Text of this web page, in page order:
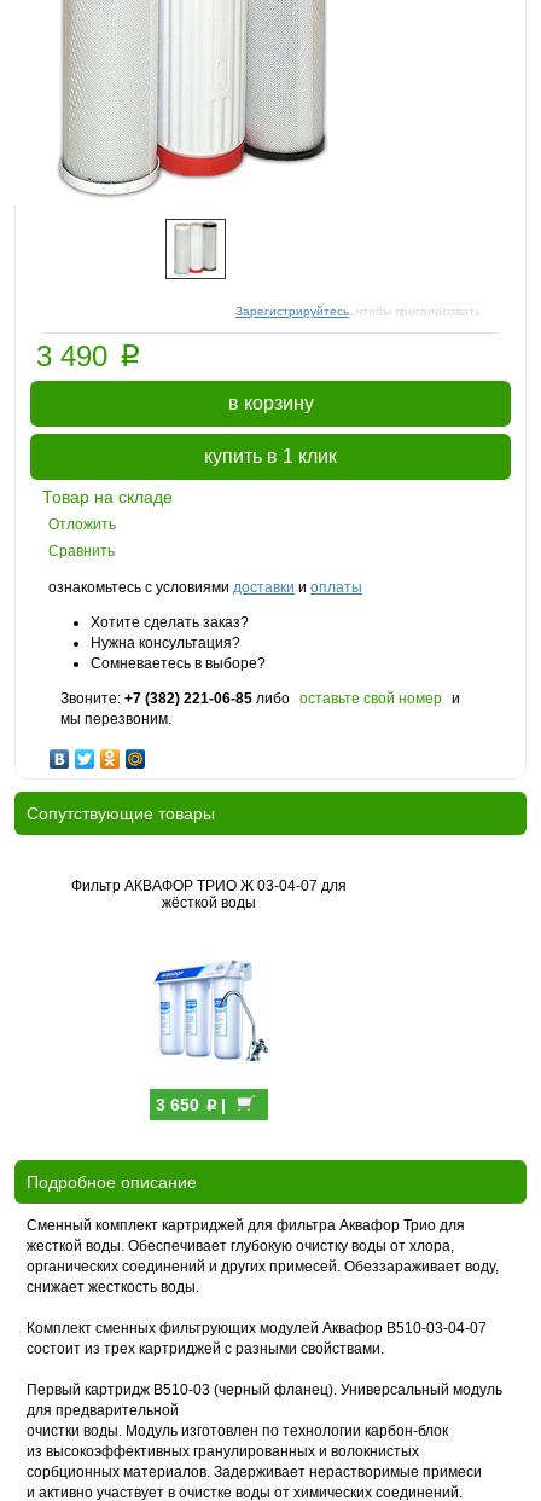
Зарегистрируйтесь , чтобы проголосовать
3 490 p
в корзину
купить в 1 клик
Товар на складе
Отложить
Сравнить
ознакомьтесь с условиями доставки и оплаты
Хотите сделать заказ?
Нужна консультация?
Сомневаетесь в выборе?
Звоните: +7 (382) 221-06-85 либо оставьте свой номер и
мы перезвоним.
Cопутствующие товары
Фильтр АКВАФОР ТРИО Ж 03-04-07 для
жёсткой воды
3 650 p|
Подробное описание
Сменный комплект картриджей для фильтра Аквафор Трио для
жесткой воды. Обеспечивает глубокую очистку воды от хлора,
органических соединений и других примесей. Обеззараживает воду,
снижает жесткость воды.
Комплект сменных фильтрующих модулей Аквафор В510-03-04-07
состоит из трех картриджей с разными свойствами.
Первый картридж В510-03 (черный фланец). Универсальный модуль
для предварительной
очистки воды. Модуль изготовлен по технологии карбон-блок
из высокоэффективных гранулированных и волокнистых
сорбционных материалов. Задерживает нерастворимые примеси
и активно участвует в очистке воды от химических соединений.